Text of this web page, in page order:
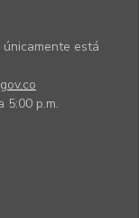
está
5:00 p.m.